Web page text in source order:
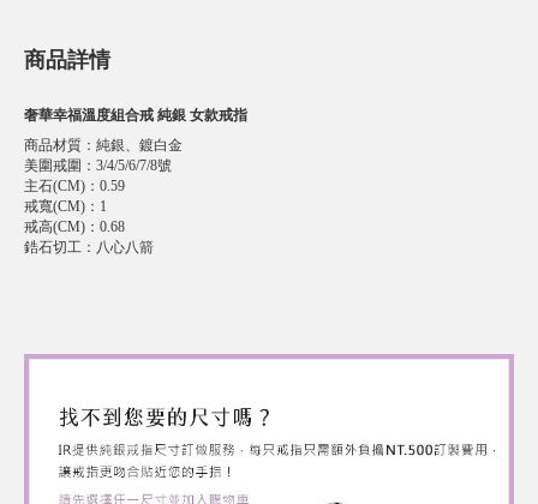
商品詳情
奢華幸福溫度組合戒 純銀 女款戒指
商品材質 ： 純銀、鍍白金
美圍戒圍 ： 3/4/5/6/7/8號
主石(CM) ： 0.59
戒寬(CM) ： 1
戒高(CM) ： 0.68
鋯石切工 ： 八心八箭